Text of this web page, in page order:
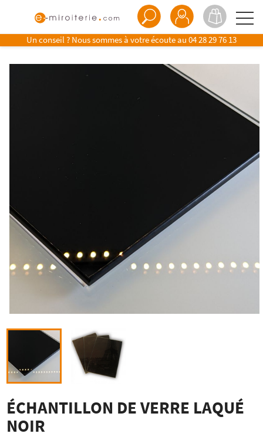
Un conseil ? Nous sommes à votre écoute au 04 28 29 76 13
ÉCHANTILLON DE VERRE LAQUÉ
NOIR